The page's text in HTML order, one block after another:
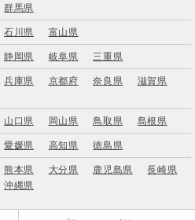
群馬県
石川県 富山県
静岡県 岐阜県 三重県
兵庫県 京都府 奈良県
滋賀県
山口県 岡山県 鳥取県 島根県
愛媛県 高知県 徳島県
熊本県 大分県 鹿児島県
長崎県
沖縄県